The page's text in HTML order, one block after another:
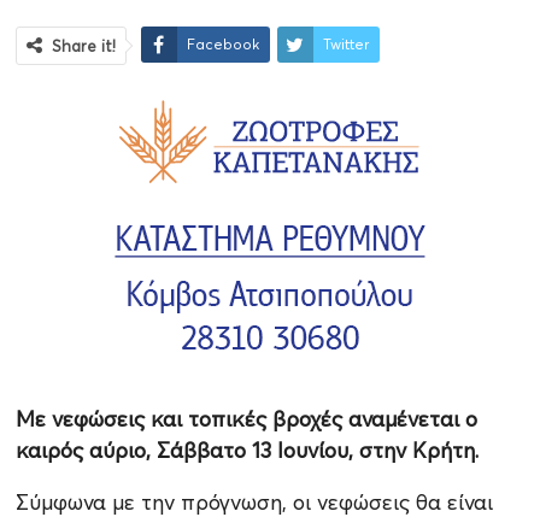
Share it! Facebook Twitter
Με νεφώσεις και τοπικές βροχές αναμένεται ο
καιρός αύριο, Σάββατο 13 Ιουνίου, στην Κρήτη.
Σύμφωνα με την πρόγνωση, οι νεφώσεις θα είναι